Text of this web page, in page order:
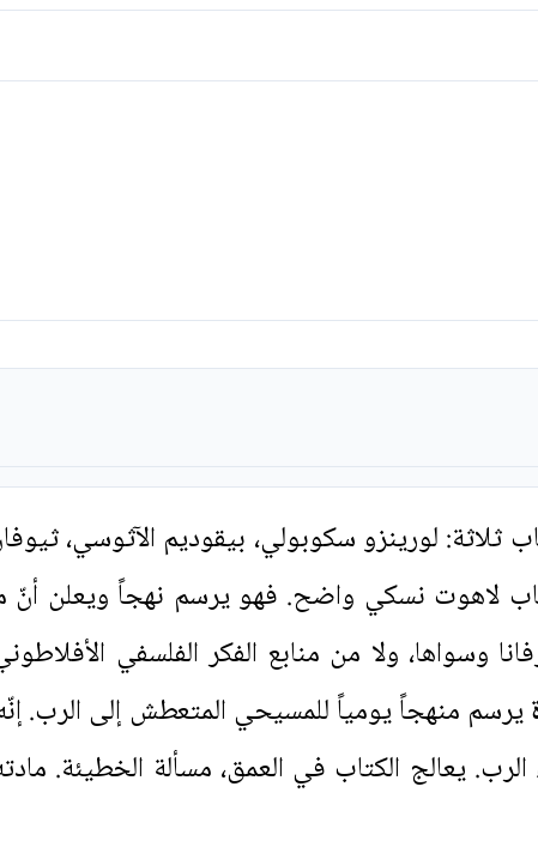
ثلاثة: لورينزو سكوبولي، بيقوديم الآثوسي،
لاهوت نسكي واضح. فهو يرسم نهجاً ويعلن أنّ
وسواها، ولا من منابع الفكر الفلسفي
يرسم منهجاً يومياً للمسيحي المتعطش إلى الرب.
يعالج الكتاب في العمق، مسألة الخطيئة.